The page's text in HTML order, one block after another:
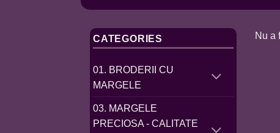
CATEGORIES
01. BRODERII CU
MARGELE
03. MARGELE
PRECIOSA - CALITATE
Nu a